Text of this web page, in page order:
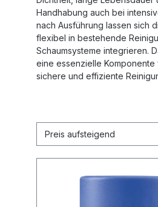
Handhabung auch bei
nach Ausführung lassen sich
flexibel in bestehende
Schaumsysteme integrieren.
eine essenzielle Komponente
sichere und effiziente